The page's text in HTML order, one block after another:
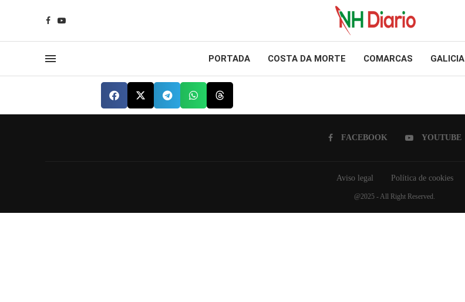
PORTADA COSTA DA MORTE COMARCAS GALICIA
FACEBOOK YOUTUBE
Aviso legal Política de cookies
@2025 - All Right Reserved.